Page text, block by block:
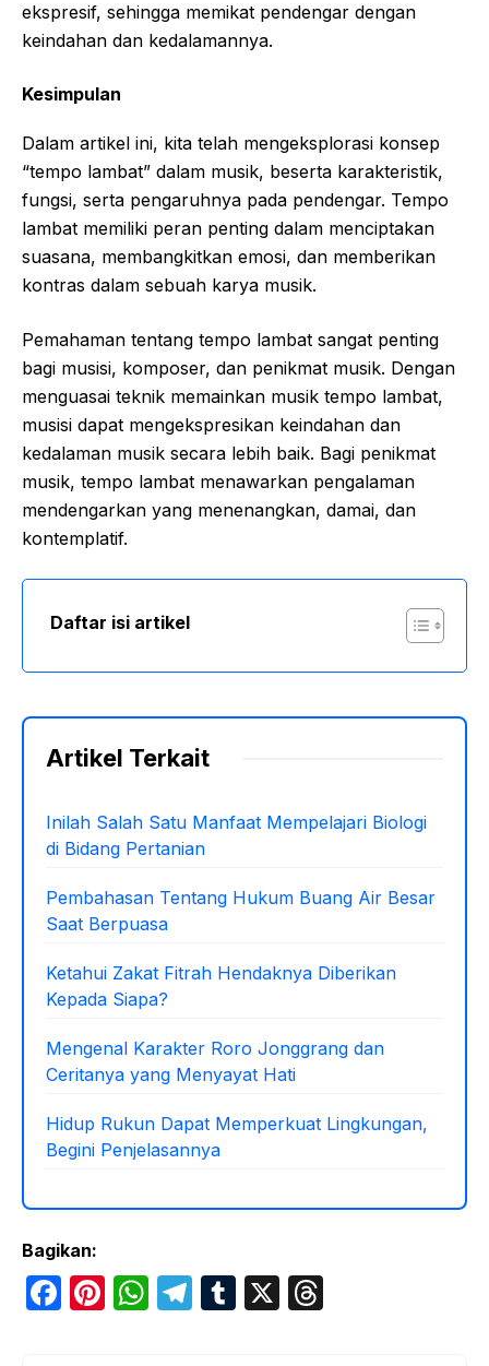
ekspresif, sehingga memikat pendengar dengan
keindahan dan kedalamannya.
Kesimpulan
Dalam artikel ini, kita telah mengeksplorasi konsep
“tempo lambat” dalam musik, beserta karakteristik,
fungsi, serta pengaruhnya pada pendengar. Tempo
lambat memiliki peran penting dalam menciptakan
suasana, membangkitkan emosi, dan memberikan
kontras dalam sebuah karya musik.
Pemahaman tentang tempo lambat sangat penting
bagi musisi, komposer, dan penikmat musik. Dengan
menguasai teknik memainkan musik tempo lambat,
musisi dapat mengekspresikan keindahan dan
kedalaman musik secara lebih baik. Bagi penikmat
musik, tempo lambat menawarkan pengalaman
mendengarkan yang menenangkan, damai, dan
kontemplatif.
Daftar isi artikel
Artikel Terkait
Inilah Salah Satu Manfaat Mempelajari Biologi
di Bidang Pertanian
Pembahasan Tentang Hukum Buang Air Besar
Saat Berpuasa
Ketahui Zakat Fitrah Hendaknya Diberikan
Kepada Siapa?
Mengenal Karakter Roro Jonggrang dan
Ceritanya yang Menyayat Hati
Hidup Rukun Dapat Memperkuat Lingkungan,
Begini Penjelasannya
Bagikan:
F
Pi W T
T
X